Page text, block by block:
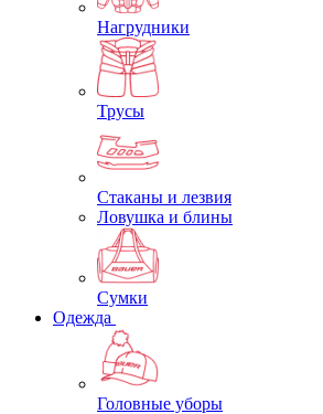
Нагрудники
Трусы
Стаканы и лезвия
Ловушка и блины
Сумки
Одежда
Головные уборы